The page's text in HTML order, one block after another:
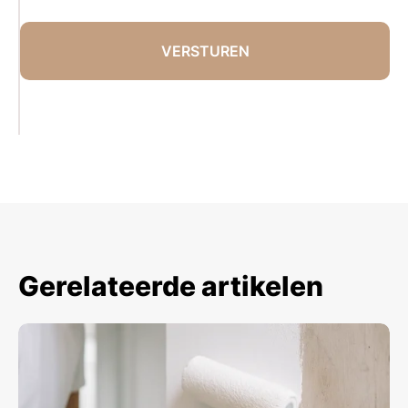
Gerelateerde artikelen